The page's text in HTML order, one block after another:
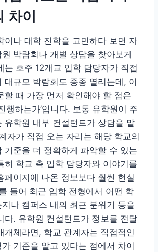
차이
이나 대학 진학을 고민하다 보면 자
박람회나 개별 상담을 찾아보게
는 호주 12개교 입학 담당자가 직접
대규모 박람회도 종종 열리는데, 이
할 때 가장 먼저 확인해야 할 점은
행하는가’입니다. 보통 유학원이 주
유학원 내부 컨설턴트가 상담을 맡
자가 직접 오는 자리는 해당 학교의
기준을 더 정확하게 파악할 수 있는
히 학교 측 입학 담당자와 이야기를
페이지에 나온 정보보다 훨씬 현실
들어 최근 입학 전형에서 어떤 학
나 캠퍼스 내의 최근 분위기 등을
다. 유학원 컨설턴트가 정보를 전달
개체라면, 학교 관계자는 직접적인
기준을 알고 있다는 점에서 차이